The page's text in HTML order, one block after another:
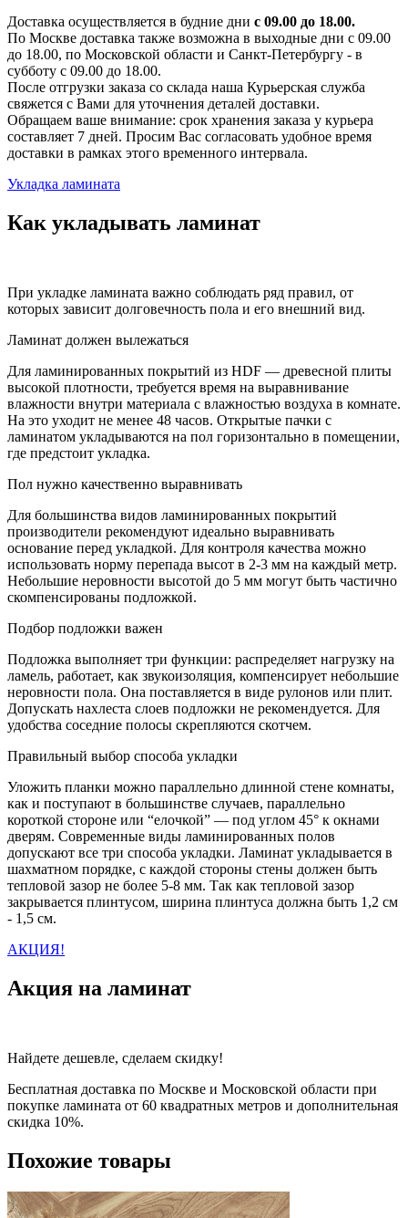
Доставка осуществляется в будние дни с 09.00 до 18.00.
По Москве доставка также возможна в выходные дни с 09.00
до 18.00, по Московской области и Санкт-Петербургу - в
субботу с 09.00 до 18.00.
После отгрузки заказа со склада наша Курьерская служба
свяжется с Вами для уточнения деталей доставки.
Обращаем ваше внимание: срок хранения заказа у курьера
составляет 7 дней. Просим Вас согласовать удобное время
доставки в рамках этого временного интервала.
Укладка ламината
Как укладывать ламинат
При укладке ламината важно соблюдать ряд правил, от
которых зависит долговечность пола и его внешний вид.
Ламинат должен вылежаться
Для ламинированных покрытий из HDF — древесной плиты
высокой плотности, требуется время на выравнивание
влажности внутри материала с влажностью воздуха в комнате.
На это уходит не менее 48 часов. Открытые пачки с
ламинатом укладываются на пол горизонтально в помещении,
где предстоит укладка.
Пол нужно качественно выравнивать
Для большинства видов ламинированных покрытий
производители рекомендуют идеально выравнивать
основание перед укладкой. Для контроля качества можно
использовать норму перепада высот в 2-3 мм на каждый метр.
Небольшие неровности высотой до 5 мм могут быть частично
скомпенсированы подложкой.
Подбор подложки важен
Подложка выполняет три функции: распределяет нагрузку на
ламель, работает, как звукоизоляция, компенсирует небольшие
неровности пола. Она поставляется в виде рулонов или плит.
Допускать нахлеста слоев подложки не рекомендуется. Для
удобства соседние полосы скрепляются скотчем.
Правильный выбор способа укладки
Уложить планки можно параллельно длинной стене комнаты,
как и поступают в большинстве случаев, параллельно
короткой стороне или “елочкой” — под углом 45° к окнами
дверям. Современные виды ламинированных полов
допускают все три способа укладки. Ламинат укладывается в
шахматном порядке, с каждой стороны стены должен быть
тепловой зазор не более 5-8 мм. Так как тепловой зазор
закрывается плинтусом, ширина плинтуса должна быть 1,2 см
- 1,5 см.
АКЦИЯ!
Акция на ламинат
Найдете дешевле, сделаем скидку!
Бесплатная доставка по Москве и Московской области при
покупке ламината от 60 квадратных метров и дополнительная
скидка 10%.
Похожие товары